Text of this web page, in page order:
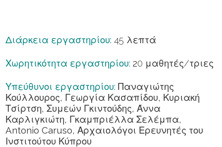
Διάρκεια εργαστηρίου: 45 λεπτά
Χωρητικότητα εργαστηρίου: 20 μαθητές/τριες
Υπεύθυνοι εργαστηρίου:Παναγιώτης
Κούλλουρος, Γεωργία Κασαπίδου, Κυριακή
Τσίρτση, Συμεών Γκιντούδης, Άννα
Καρλιγκιώτη, Γκαμπριέλλα Σελέμπα,
Antonio Caruso,Αρχαιολόγοι Ερευνητές του
Ινστιτούτου Κύπρου